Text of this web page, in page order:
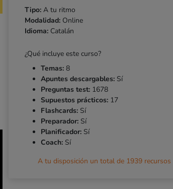
Tipo: A tu ritmo
Modalidad: Online
Idioma: Catalán
¿Qué incluye este curso?
Temas: 8
Apuntes descargables: Sí
Preguntas test: 1678
Supuestos prácticos: 17
Flashcards: Sí
Preparador: Sí
Planificador: Sí
Coach: Sí
A tu disposición un total de 1939recursos